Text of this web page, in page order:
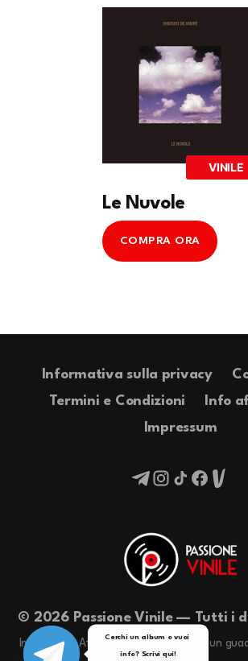
VINILE
Le Nuvole
COMPRA ORA
Informativa sulla privacy
Termini e Condizioni
Info
Impressum
© 2026 Passione Vinile — Tutti i
In qualità di Affiliati Amazon riceviamo un
Cerchi un album o vuoi
info? Scrivi qui!